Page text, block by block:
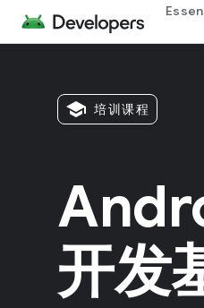
school 培训课程
开发